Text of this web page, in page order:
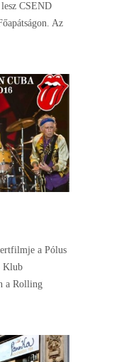
CSEND
Az
a Pólus
Klub
a Rolling